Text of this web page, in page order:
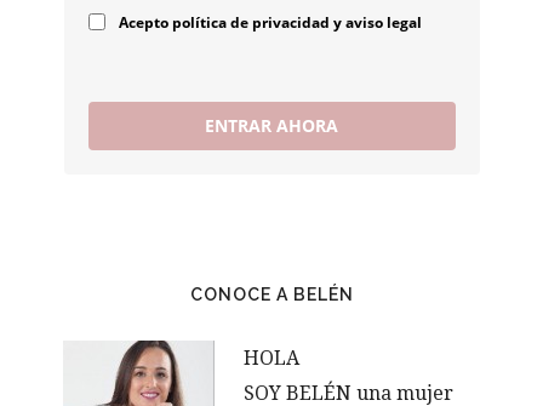
Acepto política de privacidad y aviso legal
ENTRAR AHORA
CONOCE A BELÉN
HOLA
SOY BELÉN una mujer